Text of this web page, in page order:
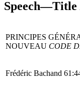
PRINCIPES
NOUVEAU CODE
Frédéric Bachand